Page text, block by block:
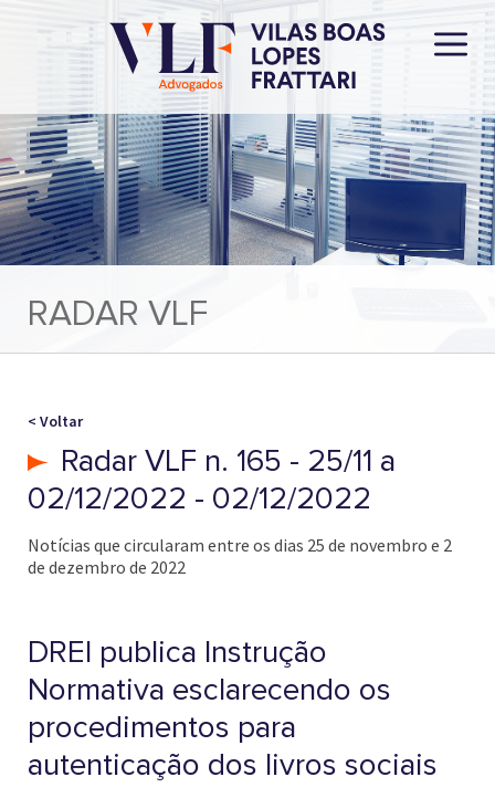
RADAR VLF
< Voltar
Radar VLF n. 165 - 25/11 a
02/12/2022 - 02/12/2022
Notícias que circularam entre os dias 25 de novembro e 2
de dezembro de 2022
DREI publica Instrução
Normativa esclarecendo os
procedimentos para
autenticação dos livros sociais